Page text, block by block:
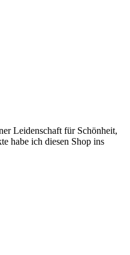
Leidenschaft für Schönheit,
habe ich diesen Shop ins